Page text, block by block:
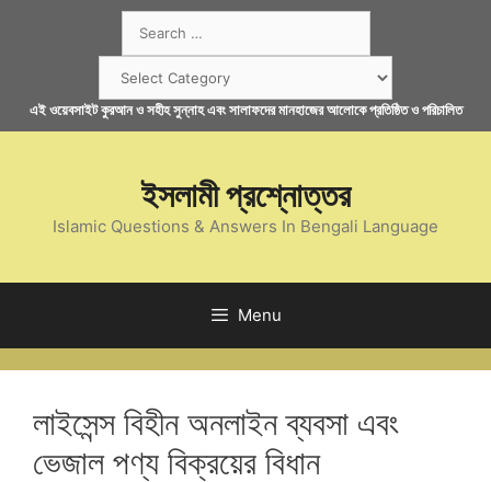
for:
এই ওয়েবসাইট কুরআন ও সহীহ সুন্নাহ এবং সালাফদের মানহাজের আলোকে প্রতিষ্ঠিত ও পরিচালিত
ইসলামী প্রশ্নোত্তর
Islamic Questions & Answers In Bengali Language
Menu
লাইসেন্স বিহীন অনলাইন ব্যবসা এবং
ভেজাল পণ্য বিক্রয়ের বিধান